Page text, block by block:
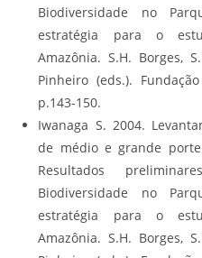
Biodiversidade no
estratégia para o
Amazônia. S.H. Borges,
Pinheiro (eds.).
p.143-150.
Iwanaga S. 2004.
de médio e grande
Resultados
Biodiversidade no
estratégia para o
Amazônia. S.H. Borges,